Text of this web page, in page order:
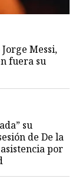
Messi,
fuera su
su
de De la
por